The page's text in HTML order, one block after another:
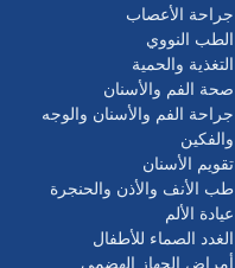
جراحة الأعصاب
الطب النووي
التغذية والحمية
صحة الفم والأسنان
جراحة الفم والأسنان والوجه
والفكين
تقويم الأسنان
طب الأنف والأذن والحنجرة
عيادة الألم
الغدد الصماء للأطفال
أمراض الجهاز الهضمي